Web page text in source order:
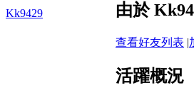
Kk9429 由於
查看好友列表 |
活躍概況